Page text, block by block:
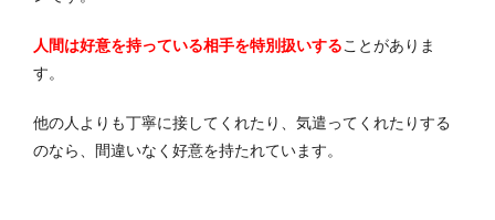
人間は好意を持っている相手を特別扱いすることがありま
す。
他の人よりも丁寧に接してくれたり、気遣ってくれたりする
のなら、間違いなく好意を持たれています。